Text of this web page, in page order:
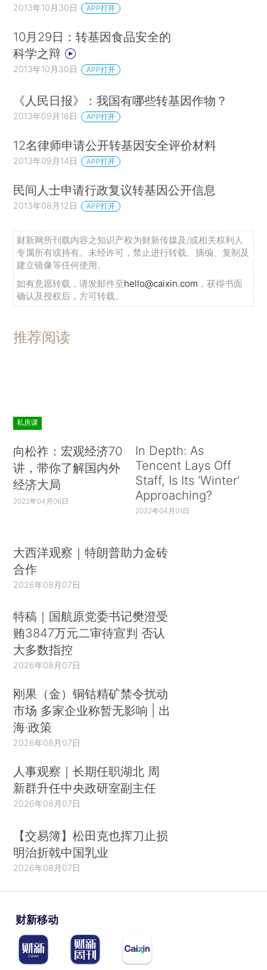
2013年10月30日 APP打开
10月29日：转基因食品安全的
科学之辩
2013年10月30日 APP打开
《人民日报》：我国有哪些转基因作物？
2013年09月16日 APP打开
12名律师申请公开转基因安全评价材料
2013年09月14日 APP打开
民间人士申请行政复议转基因公开信息
2013年08月12日 APP打开
财新网所刊载内容之知识产权为财新传媒及/或相关权利人
专属所有或持有。未经许可，禁止进行转载、摘编、复制及
建立镜像等任何使用。
如有意愿转载，请发邮件至hello@caixin.com ，获得书面
确认及授权后，方可转载。
推荐阅读
私房课
向松祚：宏观经济70
讲，带你了解国内外
经济大局
2022年04月06日
In Depth: As
Tencent Lays Off
Staff, Is Its ‘Winter’
Approaching?
2022年04月01日
大西洋观察｜特朗普助力金砖
合作
2026年08月07日
特稿｜国航原党委书记樊澄受
贿3847万元二审待宣判 否认
大多数指控
2026年08月07日
刚果（金）铜钴精矿禁令扰动
市场 多家企业称暂无影响 | 出
海·政策
2026年08月07日
人事观察｜长期任职湖北 周
新群升任中央政研室副主任
2026年08月07日
【交易簿】松田克也挥刀止损
明治折戟中国乳业
2026年08月07日
财新移动